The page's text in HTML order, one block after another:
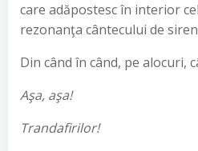
care adăpostesc în interior
rezonanţa cântecului de
Din când în când, pe alocuri,
Aşa, aşa!
Trandafirilor!